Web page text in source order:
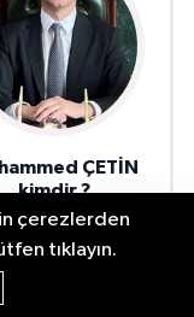
ÇETİN
kimdir ?
çerezlerden
tıklayın.
Hande